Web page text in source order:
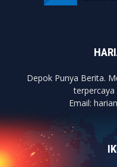
Depok Punya Berita.
Email: